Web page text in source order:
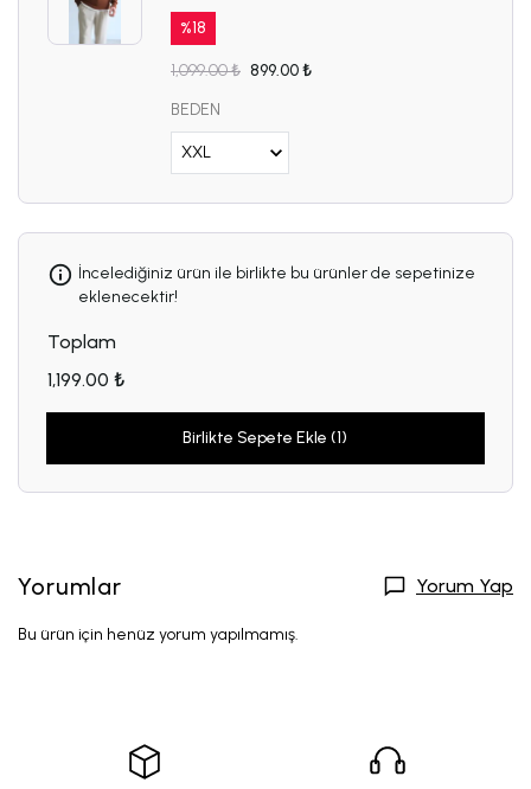
%18
1,099.00 ₺ 899.00 ₺
BEDEN
İncelediğiniz ürün ile birlikte bu ürünler de sepetinize
eklenecektir!
Toplam
1,199.00 ₺
Birlikte Sepete Ekle (1)
Yorumlar Yorum Yap
Bu ürün için henüz yorum yapılmamış.